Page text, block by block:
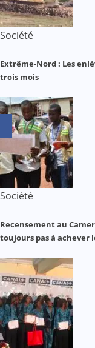
Société
Extrême-Nord : Les
trois mois
Société
Recensement au
toujours pas à achever